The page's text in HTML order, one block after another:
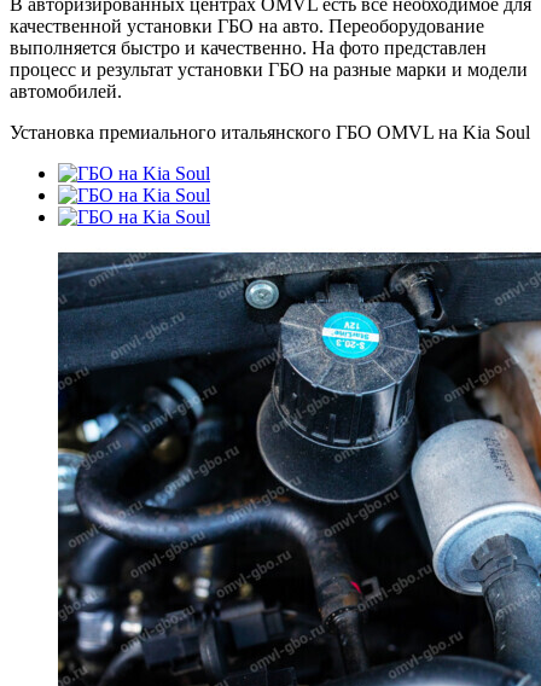
В авторизированных центрах OMVL есть всё необходимое для
качественной установки ГБО на авто. Переоборудование
выполняется быстро и качественно. На фото представлен
процесс и результат установки ГБО на разные марки и модели
автомобилей.
Установка премиального итальянского ГБО OMVL на Kia Soul